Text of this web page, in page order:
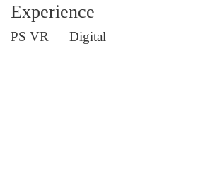
Experience
PS VR — Digital